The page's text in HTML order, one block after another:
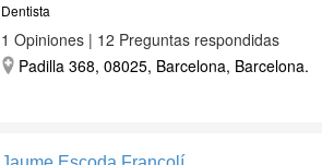
Dentista
1 Opiniones | 12 Preguntas respondidas
Padilla 368, 08025, Barcelona, Barcelona.